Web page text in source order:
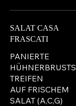
SALAT CASA
FRASCATI
PANIERTE
HÜHNERBRUSTS
TREIFEN
AUF FRISCHEM
SALAT (A,C,G)